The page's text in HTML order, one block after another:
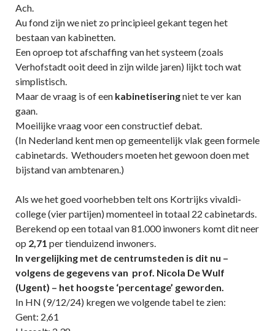
Ach.
Au fond zijn we niet zo principieel gekant tegen het
bestaan van kabinetten.
Een oproep tot afschaffing van het systeem (zoals
Verhofstadt ooit deed in zijn wilde jaren) lijkt toch wat
simplistisch.
Maar de vraag is of een kabinetiseringniet te ver kan
gaan.
Moeilijke vraag voor een constructief debat.
(In Nederland kent men op gemeentelijk vlak geen formele
cabinetards. Wethouders moeten het gewoon doen met
bijstand van ambtenaren.)
Als we het goed voorhebben telt ons Kortrijks vivaldi-
college (vier partijen) momenteel in totaal 22 cabinetards.
Berekend op een totaal van 81.000 inwoners komt dit neer
op 2,71 per tienduizend inwoners.
In vergelijking met de centrumsteden is dit nu –
volgens de gegevens van prof. Nicola De Wulf
(Ugent) – het hoogste ‘percentage’ geworden.
In HN (9/12/24) kregen we volgende tabel te zien:
Gent: 2,61